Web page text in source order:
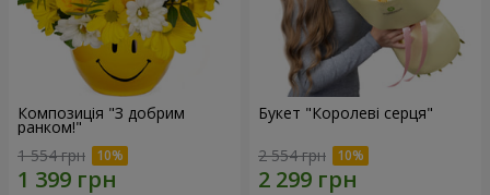
Композиція "З добрим
ранком!"
1 554 грн
Букет "Королеві серця"
2 554 грн